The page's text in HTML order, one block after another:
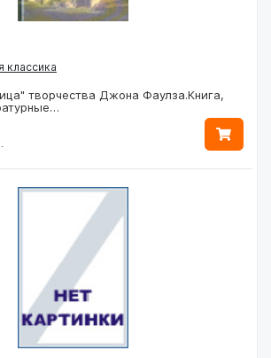
классика
творчества Джона Фаулза.Книга,